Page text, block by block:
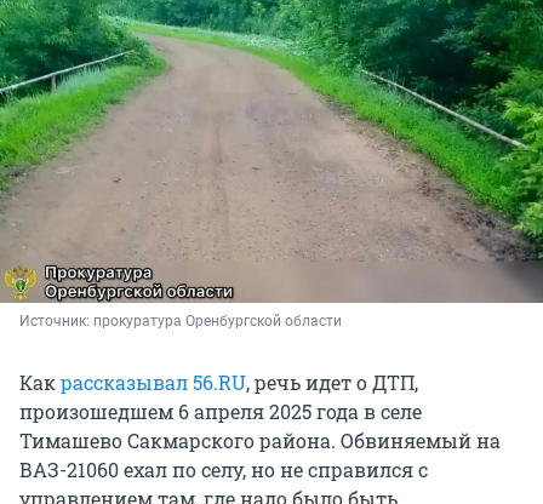
Источник: прокуратура Оренбургской области
Какрассказывал 56.RU, речь идет о ДТП,
произошедшем 6 апреля 2025 года в селе
Тимашево Сакмарского района. Обвиняемый на
ВАЗ-21060 ехал по селу, но не справился с
управлением там, где надо было быть